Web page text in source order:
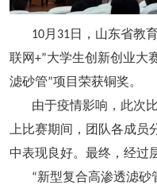
10月 31日，山东省教
联网+”大学生创新创业大
滤砂管”项目荣获铜奖。
由于疫情影响，此次
上比赛期间，团队各成
中表现良好。最终，经过
“新型复合高渗透滤砂